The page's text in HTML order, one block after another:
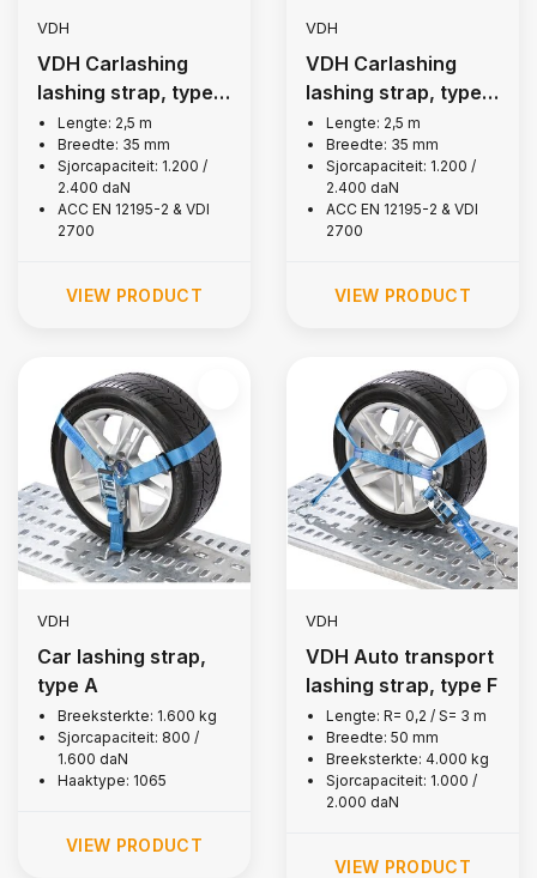
VDH
VDH Carlashing
lashing strap, type
E2Lengte: 2,5 m
Breedte: 35 mm
Sjorcapaciteit: 1.200 /
2.400 daN
ACC EN 12195-2 & VDI
2700
VIEW PRODUCT
VDH
VDH Carlashing
lashing strap, type
E1
Lengte: 2,5 m
Breedte: 35 mm
Sjorcapaciteit: 1.200 /
2.400 daN
ACC EN 12195-2 & VDI
2700
VIEW PRODUCT
VDH
Car lashing strap,
type A
Breeksterkte: 1.600 kg
Sjorcapaciteit: 800 /
1.600 daN
Haaktype: 1065
VIEW PRODUCT
VDH
VDH Auto transport
lashing strap, type F
Lengte: R= 0,2 / S= 3 m
Breedte: 50 mm
Breeksterkte: 4.000 kg
Sjorcapaciteit: 1.000 /
2.000 daN
VIEW PRODUCT